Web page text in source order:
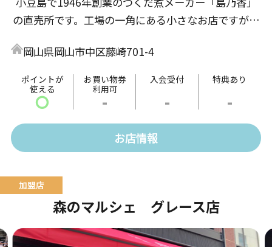
の直売所です。工場の一角にある小さなお店ですが、
な直売所限定商品も！ぜひご来店くださいませ。
岡山県岡山市中区藤崎701-4
ポイントが
使える
〇
お買い物券
利用可
-
入会受付
-
特典あり
-
お店情報
森のマルシェ グレース店